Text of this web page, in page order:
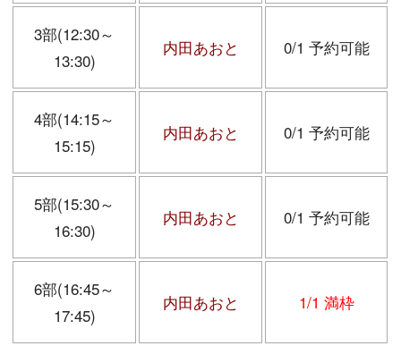
3部(12:30～
13:30)
内田あおと 0/1 予約可能
4部(14:15～
15:15)
内田あおと 0/1 予約可能
5部(15:30～
16:30)
内田あおと 0/1 予約可能
6部(16:45～
17:45)
内田あおと 1/1 満枠